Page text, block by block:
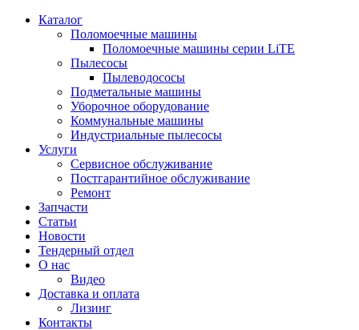
Каталог
Поломоечные машины
Поломоечные машины серии LiTE
Пылесосы
Пылеводососы
Подметальные машины
Уборочное оборудование
Коммунальные машины
Индустриальные пылесосы
Услуги
Сервисное обслуживание
Постгарантийное обслуживание
Ремонт
Запчасти
Статьи
Новости
Тендерный отдел
О нас
Видео
Доставка и оплата
Лизинг
Контакты